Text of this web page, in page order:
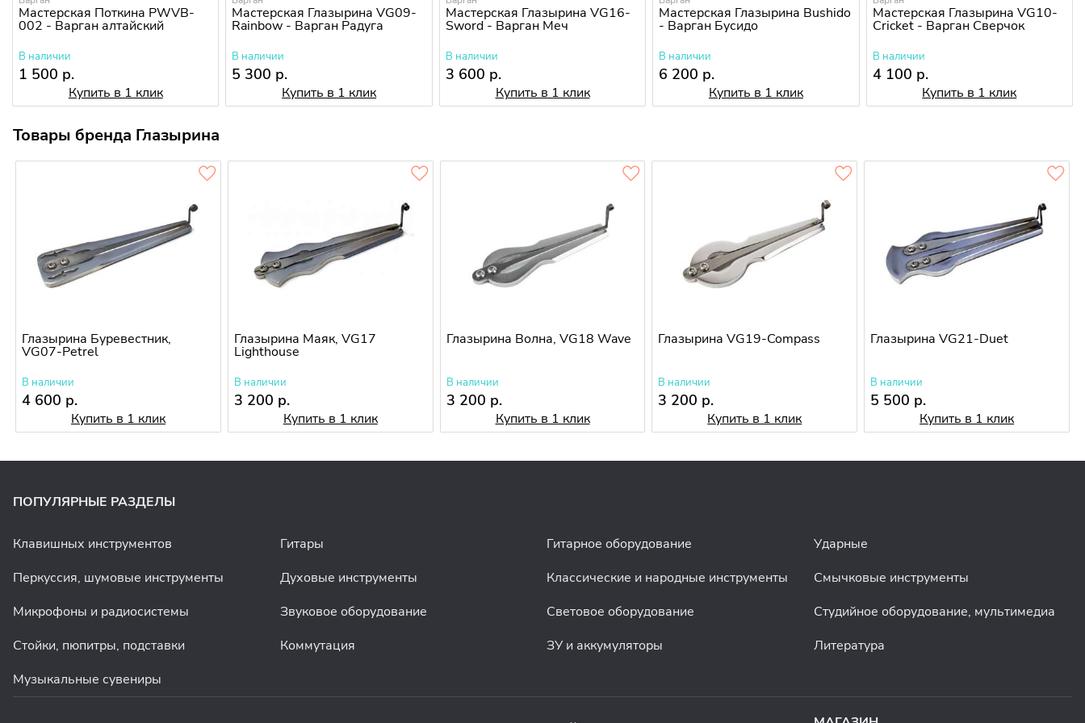
Мастерская Поткина PWVB-
002 - Варган алтайский
В наличии
1 500 р.
Купить в 1 клик
Мастерская Глазырина VG09-
Rainbow - Варган Радуга
В наличии
5 300 р.
Купить в 1 клик
Мастерская Глазырина VG16-
Sword - Варган Меч
В наличии
3 600 р.
Купить в 1 клик
Мастерская Глазырина Bushido
- Варган Бусидо
В наличии
6 200 р.
Купить в 1 клик
Мастерская Глазырина VG10-
Cricket - Варган Сверчок
В наличии
4 100 р.
Купить в 1 клик
Товары бренда Глазырина
Глазырина Буревестник,
VG07-Petrel
В наличии
4 600 р.
Купить в 1 клик
Глазырина Маяк, VG17
Lighthouse
В наличии
3 200 р.
Купить в 1 клик
Глазырина Волна, VG18 Wave
В наличии
3 200 р.
Купить в 1 клик
Глазырина VG19-Compass
В наличии
3 200 р.
Купить в 1 клик
Глазырина VG21-Duet
В наличии
5 500 р.
Купить в 1 клик
ПОПУЛЯРНЫЕ РАЗДЕЛЫ
Клавишных инструментов Гитары Гитарное оборудование
Ударные
Перкуссия, шумовые инструменты
Духовые инструменты Классические и народные инструменты
Смычковые инструменты
Микрофоны и радиосистемы
Звуковое оборудование Световое оборудование
Студийное оборудование, мультимедиа
Стойки, пюпитры, подставки
Коммутация ЗУ и аккумуляторы
Литература
Музыкальные сувениры